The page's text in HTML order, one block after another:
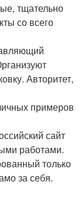
тщательно
со всего
Авторитет,
примеров
сайт
работами.
только
за себя.